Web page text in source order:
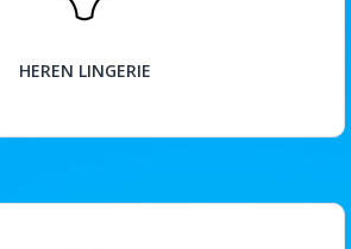
HEREN LINGERIE
BEKIJK